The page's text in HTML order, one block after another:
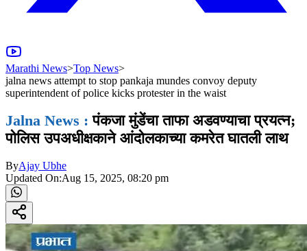
Marathi News>Top News>
jalna news attempt to stop pankaja mundes convoy deputy
superintendent of police kicks protester in the waist
Jalna News : पंकजा मुंडेंचा ताफा अडवण्याचा प्रयत्न;
पोलिस उपअधीक्षकाने आंदोलकाच्या कमरेत घातली लाथ
ByAjay Ubhe
Updated On:Aug 15, 2025, 08:20 pm